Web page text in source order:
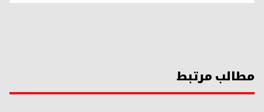
مطالب مرتبط